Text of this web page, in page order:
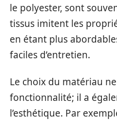
le polyester, sont
tissus imitent les
en étant plus
faciles d’entretien.
Le choix du matériau
fonctionnalité; il a
l’esthétique. Par